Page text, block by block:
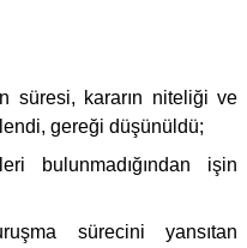
süresi, kararın niteliği ve
gereği düşünüldü;
bulunmadığından işin
sürecini yansıtan